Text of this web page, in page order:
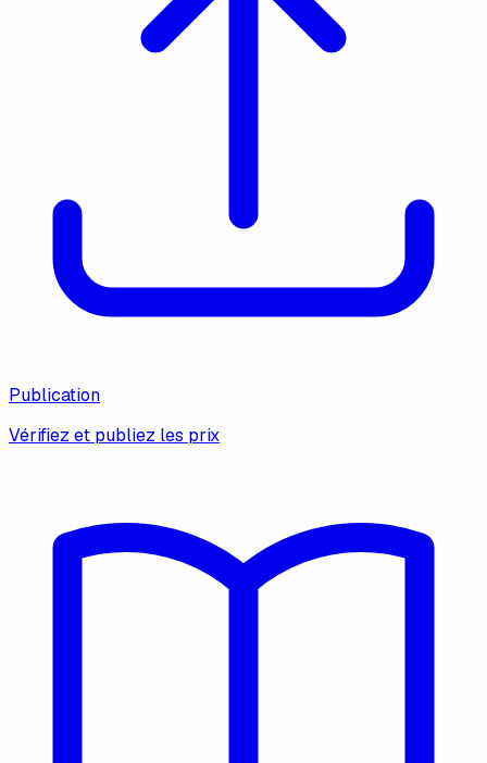
Publication
Vérifiez et publiez les prix